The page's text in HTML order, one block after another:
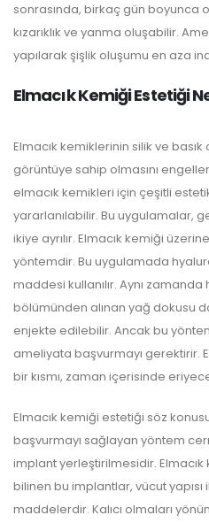
sonrasında, birkaç gün boyunca
kızarıklık ve yanma oluşabilir.
yapılarak şişlik oluşumu en aza
Elmacık Kemiği Estetiği
Elmacık kemiklerinin silik ve basık
görüntüye sahip olmasını
elmacık kemikleri için çeşitli
yararlanılabilir. Bu uygulamalar,
ikiye ayrılır. Elmacık kemiği
yöntemdir. Bu uygulamada
maddesi kullanılır. Aynı
bölümünden alınan yağ dokusu
enjekte edilebilir. Ancak bu
ameliyata başvurmayı gerektirir.
bir kısmı, zaman içerisinde
Elmacık kemiği estetiği söz
başvurmayı sağlayan yöntem
implant yerleştirilmesidir.
bilinen bu implantlar, vücut
maddelerdir. Kalıcı olmaları